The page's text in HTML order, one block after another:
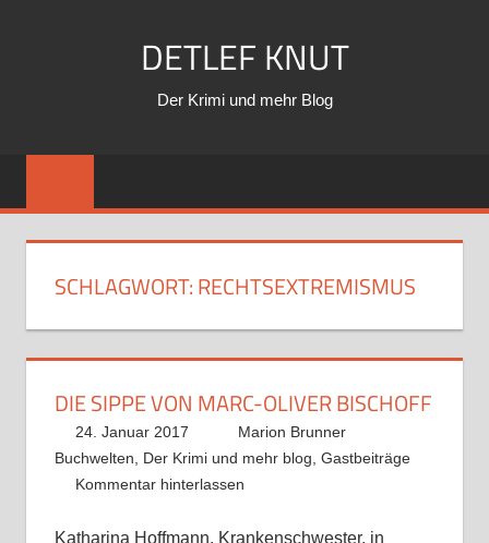
DETLEF KNUT
Der Krimi und mehr Blog
SCHLAGWORT:RECHTSEXTREMISMUS
DIE SIPPE VON MARC-OLIVER BISCHOFF
24. Januar 2017
Marion Brunner
Buchwelten, Der Krimi und mehr blog, Gastbeiträge
Kommentar hinterlassen
Katharina Hoffmann, Krankenschwester, in